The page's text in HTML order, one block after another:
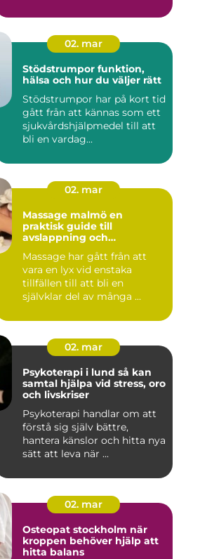
02. mar
Stödstrumpor funktion,
hälsa och hur du väljer rätt
Stödstrumpor har på kort tid
gått från att kännas som ett
sjukvårdshjälpmedel till att
bli en vardag...
02. mar
Massage malmö en
praktisk guide till
avslappning och
Massage har gått från att
vara en lyx vid enstaka
tillfällen till att bli en
självklar del av många ...
02. mar
Psykoterapi i lund så kan
samtal hjälpa vid stress, oro
och livskriser
Psykoterapi handlar om att
förstå sig själv bättre,
hantera känslor och hitta nya
sätt att leva när ...
02. mar
Osteopat stockholm när
kroppen behöver hjälp att
hitta balans